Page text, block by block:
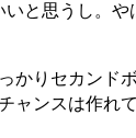
と思うし。
かりセカン
ンスは作れ